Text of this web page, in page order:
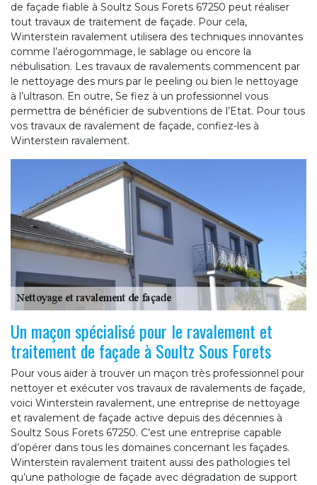
de façade fiable à Soultz Sous Forets 67250 peut réaliser
tout travaux de traitement de façade. Pour cela,
Winterstein ravalement utilisera des techniques innovantes
comme l’aérogommage, le sablage ou encore la
nébulisation. Les travaux de ravalements commencent par
le nettoyage des murs par le peeling ou bien le nettoyage
à l’ultrason. En outre, Se fiez à un professionnel vous
permettra de bénéficier de subventions de l’Etat. Pour tous
vos travaux de ravalement de façade, confiez-les à
Winterstein ravalement.
Un maçon spécialisé pour le ravalement et
traitement de façade à Soultz Sous Forets
Pour vous aider à trouver un maçon très professionnel pour
nettoyer et exécuter vos travaux de ravalements de façade,
voici Winterstein ravalement, une entreprise de nettoyage
et ravalement de façade active depuis des décennies à
Soultz Sous Forets 67250. C’est une entreprise capable
d’opérer dans tous les domaines concernant les façades.
Winterstein ravalement traitent aussi des pathologies tel
qu’une pathologie de façade avec dégradation de support